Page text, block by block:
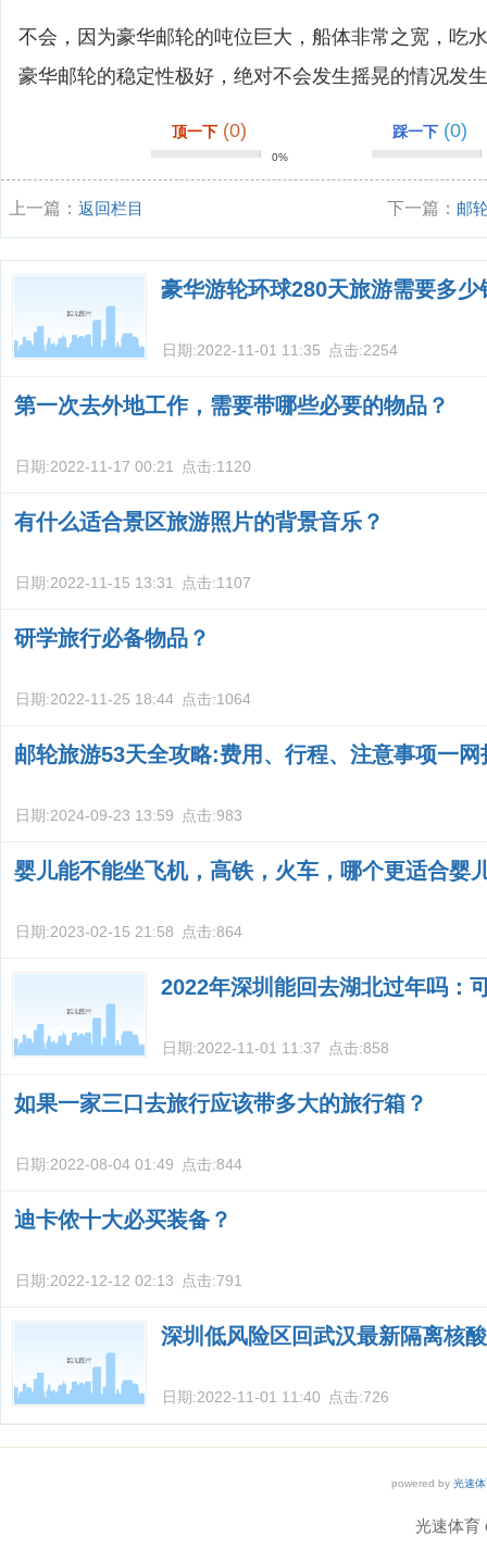
不会，因为豪华邮轮的吨位巨大，船体非常之宽，吃
豪华邮轮的稳定性极好，绝对不会发生摇晃的情况发
顶一下 (0)
0%
踩一下 (0)
上一篇： 返回栏目 下一篇： 邮
豪华游轮环球280天旅游需要多少
日期:2022-11-01 11:35 点击:2254
第一次去外地工作，需要带哪些必要的物品？
日期:2022-11-17 00:21 点击:1120
有什么适合景区旅游照片的背景音乐？
日期:2022-11-15 13:31 点击:1107
研学旅行必备物品？
日期:2022-11-25 18:44 点击:1064
邮轮旅游53天全攻略:费用、行程、注意事项一网
日期:2024-09-23 13:59 点击:983
婴儿能不能坐飞机，高铁，火车，哪个更适合婴
日期:2023-02-15 21:58 点击:864
2022年深圳能回去湖北过年吗：
日期:2022-11-01 11:37 点击:858
如果一家三口去旅行应该带多大的旅行箱？
日期:2022-08-04 01:49 点击:844
迪卡侬十大必买装备？
日期:2022-12-12 02:13 点击:791
深圳低风险区回武汉最新隔离核
日期:2022-11-01 11:40 点击:726
powered by 光速
光速体育